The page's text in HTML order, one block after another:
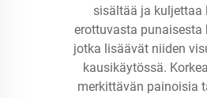
sisältää ja
erottuvasta punaisesta
jotka lisäävät niiden
kausikäytössä.
merkittävän painoisia